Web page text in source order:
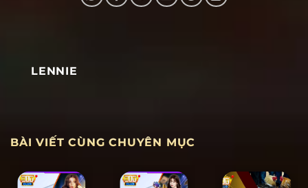
LENNIE
BÀI VIẾT CÙNG CHUYÊN MỤC